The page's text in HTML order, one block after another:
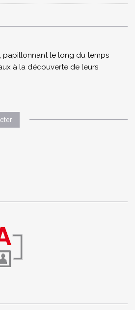
papillonnant le long du temps
à la découverte de leurs